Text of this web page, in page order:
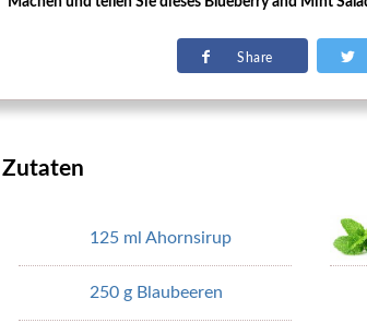
Share
Zutaten
125 ml Ahornsirup
250 g Blaubeeren